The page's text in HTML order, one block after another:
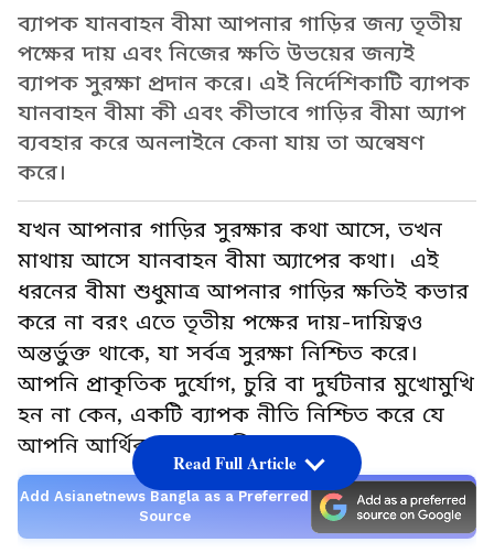
ব্যাপক যানবাহন বীমা আপনার গাড়ির জন্য তৃতীয়
পক্ষের দায় এবং নিজের ক্ষতি উভয়ের জন্যই
ব্যাপক সুরক্ষা প্রদান করে। এই নির্দেশিকাটি ব্যাপক
যানবাহন বীমা কী এবং কীভাবে গাড়ির বীমা অ্যাপ
ব্যবহার করে অনলাইনে কেনা যায় তা অন্বেষণ
করে।
যখন আপনার গাড়ির সুরক্ষার কথা আসে, তখন
মাথায় আসে যানবাহন বীমা অ্যাপের কথা। এই
ধরনের বীমা শুধুমাত্র আপনার গাড়ির ক্ষতিই কভার
করে না বরং এতে তৃতীয় পক্ষের দায়-দায়িত্বও
অন্তর্ভুক্ত থাকে, যা সর্বত্র সুরক্ষা নিশ্চিত করে।
আপনি প্রাকৃতিক দুর্যোগ, চুরি বা দুর্ঘটনার মুখোমুখি
হন না কেন, একটি ব্যাপক নীতি নিশ্চিত করে যে
আপনি আর্থিকভাবে সুরক্ষিত।
Add Asianetnews Bangla as a Preferred
Source
Read Full Article